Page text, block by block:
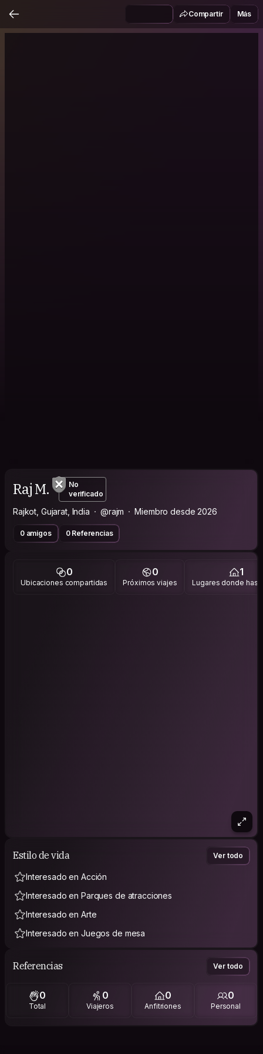
Compartir Más
Raj M.
No
verificado
Rajkot, Gujarat, India @rajm Miembro desde 2026
0 amigos 0 Referencias
0
Ubicaciones compartidas
0
Próximos viajes
1
Lugares donde has
Estilo de vida Ver todo
Interesado en Acción
Interesado en Parques de atracciones
Interesado en Arte
Interesado en Juegos de mesa
Referencias Ver todo
0
Total
0
Viajeros
0
Anfitriones
0
Personal